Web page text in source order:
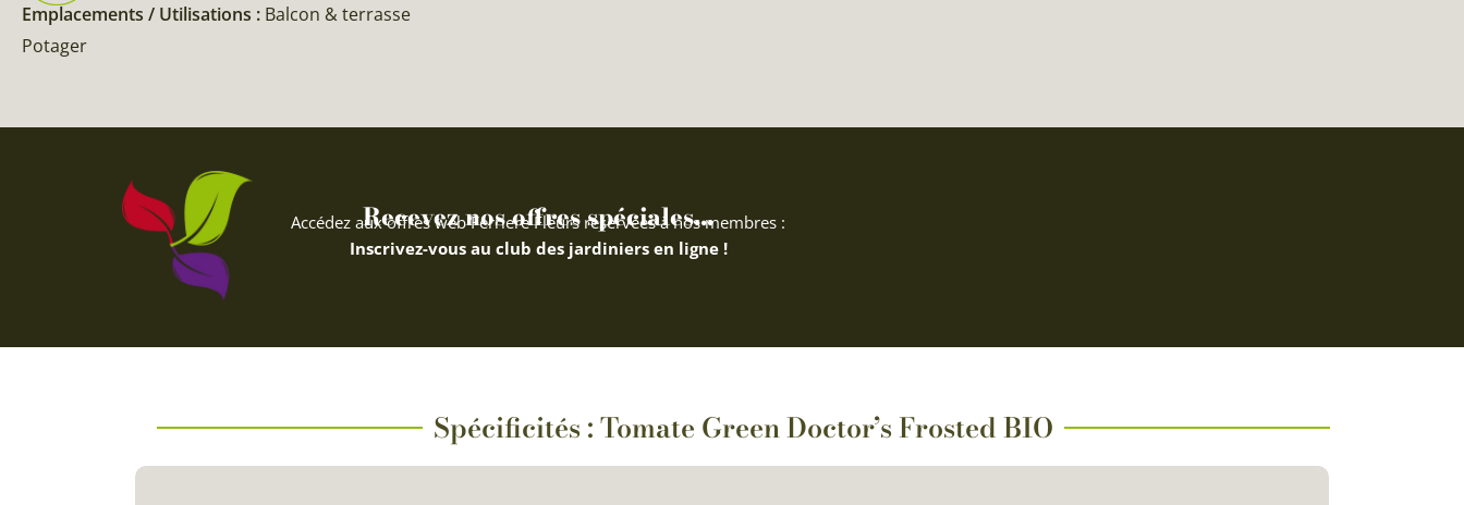
Emplacements / Utilisations : Balcon & terrasse
Potager
Recevez nos offres spéciales...
Accédez aux offres web Ferriere Fleurs réservées à nos membres :
Inscrivez-vous au club des jardiniers en ligne !
Spécificités : Tomate Green Doctor’s Frosted BIO